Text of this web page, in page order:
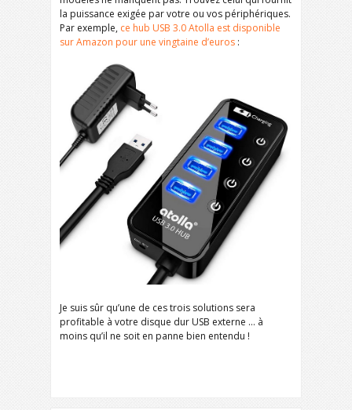
la puissance exigée par votre ou vos périphériques.
Par exemple, ce hub USB 3.0 Atolla est disponible
sur Amazon pour une vingtaine d’euros :
Je suis sûr qu’une de ces trois solutions sera
profitable à votre disque dur USB externe … à
moins qu’il ne soit en panne bien entendu !